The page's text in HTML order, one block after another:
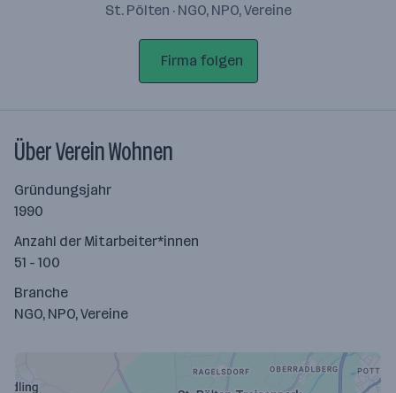
St. Pölten · NGO, NPO, Vereine
Firma folgen
Über Verein Wohnen
Gründungsjahr
1990
Anzahl der Mitarbeiter*innen
51 - 100
Branche
NGO, NPO, Vereine